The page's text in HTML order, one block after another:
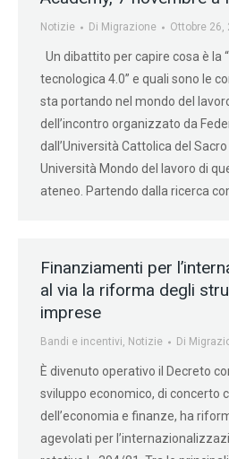
Notizie Di Migrazione Ottobre 26,
Un dibattito per capire cosa è la
tecnologica 4.0” e quali sono le
sta portando nel mondo del
dell’incontro organizzato da
dall’Università Cattolica del
Università Mondo del lavoro di
ateneo. Partendo dalla ricerca
Finanziamenti per
al via la riforma degli
imprese
Bandi e incentivi, Notizie Di
È divenuto operativo il Decreto
sviluppo economico, di concerto
dell’economia e finanze, ha
agevolati per